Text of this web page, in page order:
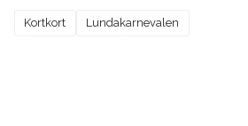
Kortkort Lundakarnevalen